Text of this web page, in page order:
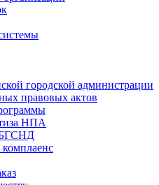
городской администрации
правовых актов
НПА